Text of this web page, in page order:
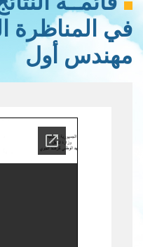
في المناظرة
مهندس أول